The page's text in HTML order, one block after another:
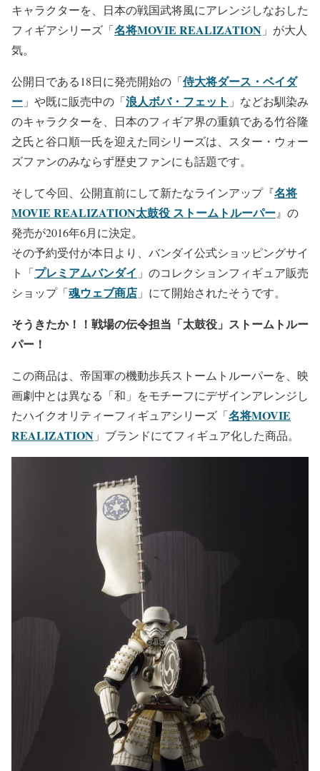
キャラクターを、日本の戦国武将風にアレンジしなおした
フィギアシリーズ「名将MOVIE REALIZATION 」が大人
気。
公開日である18日に発売開始の「侍大将ダース・ベイダ
ー 」や既に販売中の「浪人ボバ・フェット 」などお馴染み
のキャラクターを、日本のフィギア界の重鎮である竹谷隆
之氏と谷口順一氏を迎えた同シリーズは、スター・ウォー
ズファンのみならず歴史ファンにも話題です。
そして今回、公開直前にして新たなラインアップ『名将
MOVIE REALIZATION太鼓役 ストームトルーパー』の
発売が2016年6月に決定。
その予約受付が本日より、バンダイ公式ショッピングサイ
ト「プレミアムバンダイ 」のコレクションフィギュア販売
ショップ「魂ウェブ商店 」にて開始されたそうです。
そうきたか！！戦場の伝令担当「太鼓役」ストームトルー
パー！
この商品は、帝国軍の機動歩兵ストームトルーパーを、映
画劇中とは異なる「和」をモチーフにデザインアレンジし
たハイクオリティーフィギュアシリーズ「名将MOVIE
REALIZATION 」ブランドにてフィギュア化した商品。